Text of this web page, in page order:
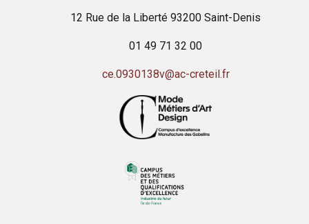
12 Rue de la Liberté 93200 Saint-Denis
01 49 71 32 00
ce.0930138v@ac-creteil.fr